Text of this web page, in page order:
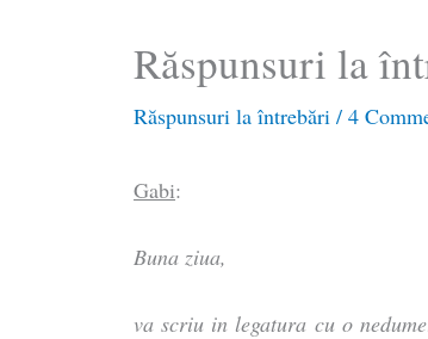
Răspunsuri la
Răspunsuri la întrebări /4
Gabi:
Buna ziua,
va scriu in legatura cu o